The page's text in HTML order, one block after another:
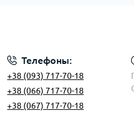
Телефоны:
+38 (093) 717-70-18
+38 (066) 717-70-18
+38 (067) 717-70-18